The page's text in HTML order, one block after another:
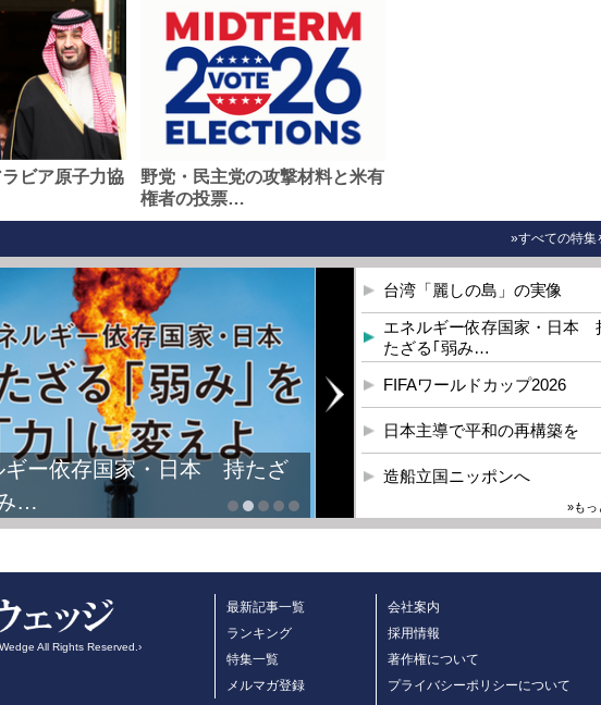
ビア原子力協
野党・民主党の攻撃材料と米有
権者の投票…
»すべての特集
ールドカップ2026
台湾「麗しの島」の実像
エネルギー依存国家・日本
たざる｢弱み…
FIFAワールドカップ2026
日本主導で平和の再構築を
造船立国ニッポンへ
»もっ
All Rights Reserved.›
最新記事一覧
ランキング
特集一覧
メルマガ登録
会社案内
採用情報
著作権について
プライバシーポリシーについて